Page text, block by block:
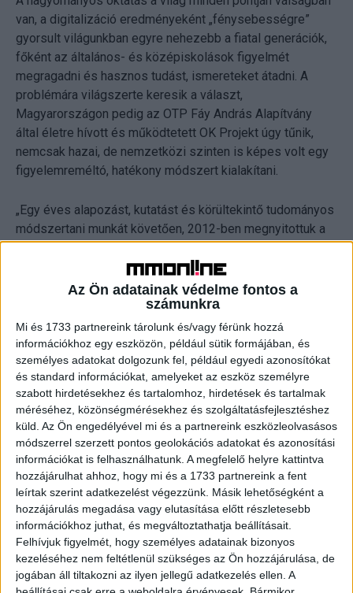
Az Ön adatainak védelme fontos a
számunkra
Mi és 1733 partnereink tárolunk és/vagy férünk hozzá
információkhoz egy eszközön, például sütik formájában, és
személyes adatokat dolgozunk fel, például egyedi azonosítókat
és standard információkat, amelyeket az eszköz személyre
szabott hirdetésekhez és tartalomhoz, hirdetések és tartalmak
méréséhez, közönségmérésekhez és szolgáltatásfejlesztéshez
küld. Az Ön engedélyével mi és a partnereink eszközleolvasásos
módszerrel szerzett pontos geolokációs adatokat és azonosítási
információkat is felhasználhatunk. A megfelelő helyre kattintva
hozzájárulhat ahhoz, hogy mi és a 1733 partnereink a fent
leírtak szerint adatkezelést végezzünk. Másik lehetőségként a
hozzájárulás megadása vagy elutasítása előtt részletesebb
információkhoz juthat, és megváltoztathatja beállításait.
Felhívjuk figyelmét, hogy személyes adatainak bizonyos
kezeléséhez nem feltétlenül szükséges az Ön hozzájárulása, de
jogában áll tiltakozni az ilyen jellegű adatkezelés ellen. A
van, a digitalizáció eredményeként „fénysebességre”
gyorsult világunkban egyre nehezebb a fiatal generációk,
főként az általános- és középiskolások figyelmét
megragadni és hasznos tudást, ismereteket átadni. A
problémára világszerte keresik a választ,
Magyarországon pedig az OTP Fáy András Alapítvány
által életre hívott és működtetett OK Projekt úgy tűnik,
nemcsak hazai, de nemzetközi szinten is képes volt egy
figyelemreméltó, hatékony módszert kialakítani.
„Egy éves alapozást, kutatást és körültekintő tudományos
módszertani munkát követően, 2012-ben megnyitottuk a
budapesti OK Oktatási Központot, és elindítottuk elsőként
a középiskolásoknak szóló, korszerű pénzügyi,
gazdasági, gazdálkodási ismeretekre fókuszáló ingyenes
képzésünket, melyet azóta általános iskolai modulokkal
bővítettünk. Teljesen egyedi módszertanunk lényege,
hogy az élményalapú oktatást, a gyerekek részéről a
teljes bevonódást tartjuk a legfontosabbnak. Éppen ezért
nagymértékben építünk a modern pozitív pszichológia
vívmányaira, többek között a Csíkszentmihályi Mihály
professzor által megalkotott Flow-elméletre.” –
fogalmazott Dr. Schrankó Péter, az OTP Fáy András
Alapítvány ügyvezetője.
Krétapor helyett robotok és YouTube sztárok
Az OK Oktatási Központ alapvetően négy szempontból
közelíti meg gyökeresen újító módon az általános és
középiskolásoknak szóló képzést. Egyrészt a képzések